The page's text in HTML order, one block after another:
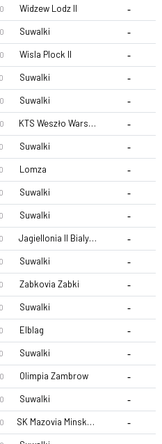
Liga, Group 1'de 3.
Widzew Lodz II -
Suwalki -
Wisla Plock II -
Suwalki -
Suwalki -
KTS Weszło Warszawa -
Suwalki -
Lomza -
Suwalki -
Suwalki -
Jagiellonia II Bialystok -
Suwalki -
Zabkovia Zabki -
Suwalki -
Elblag -
Suwalki -
Olimpia Zambrow -
Suwalki -
SK Mazovia Minsk Mazowiecki -